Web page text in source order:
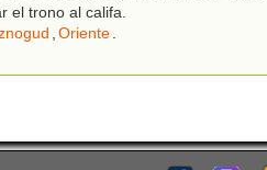
el trono al califa.
Oriente